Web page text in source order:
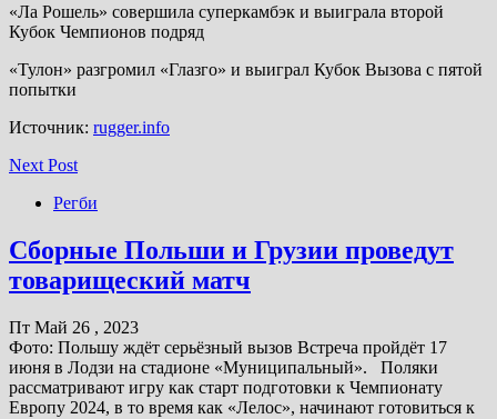
«Ла Рошель» совершила суперкамбэк и выиграла второй
Кубок Чемпионов подряд
«Тулон» разгромил «Глазго» и выиграл Кубок Вызова с пятой
попытки
Источник: rugger.info
Next Post
Регби
Сборные Польши и Грузии проведут
товарищеский матч
Пт Май 26 , 2023
Фото: Польшу ждёт серьёзный вызов Встреча пройдёт 17
июня в Лодзи на стадионе «Муниципальный». Поляки
рассматривают игру как старт подготовки к Чемпионату
Европу 2024, в то время как «Лелос», начинают готовиться к